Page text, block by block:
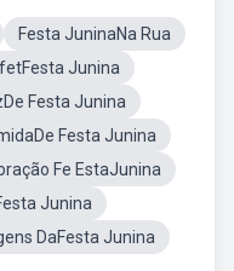
Festa JuninaNa Rua
Junina
Festa Junina
Festa Junina
Fe EstaJunina
Junina
DaFesta Junina